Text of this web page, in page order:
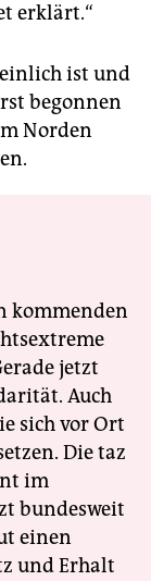
erklärt.“
ist und
begonnen
Norden
kommenden
jetzt
Auch
sich vor Ort
Die taz
im
bundesweit
einen
und Erhalt